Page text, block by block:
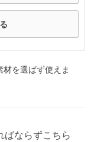
を選ばず使えま
ばならずこちら